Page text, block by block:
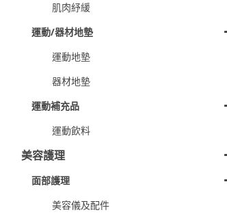
肌肉紓緩
運動/器材地墊
運動地墊
器材地墊
運動補充品
運動飲料
美容護理
面部護理
美容儀及配件